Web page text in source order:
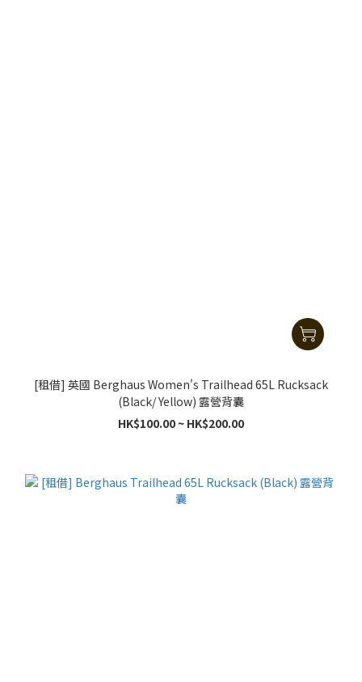
[租借] 英國 Berghaus Women's Trailhead 65L Rucksack
(Black/ Yellow) 露營背囊
HK$100.00 ~ HK$200.00